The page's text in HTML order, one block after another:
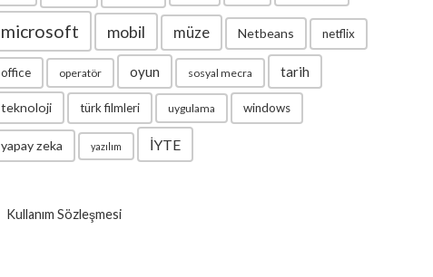
microsoft mobil müze Netbeans netflix
office operatör oyun sosyal mecra tarih
teknoloji türk filmleri uygulama windows
yapay zeka yazılım İYTE
Kullanım Sözleşmesi